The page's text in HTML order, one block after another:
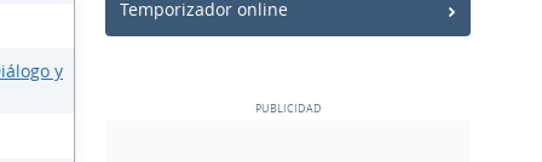
y
Temporizador online